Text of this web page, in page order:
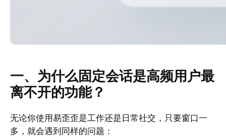
一、为什么固定会话是高频用户最
离不开的功能？
无论你使用易歪歪是工作还是日常社交，只要窗口一
多，就会遇到同样的问题：